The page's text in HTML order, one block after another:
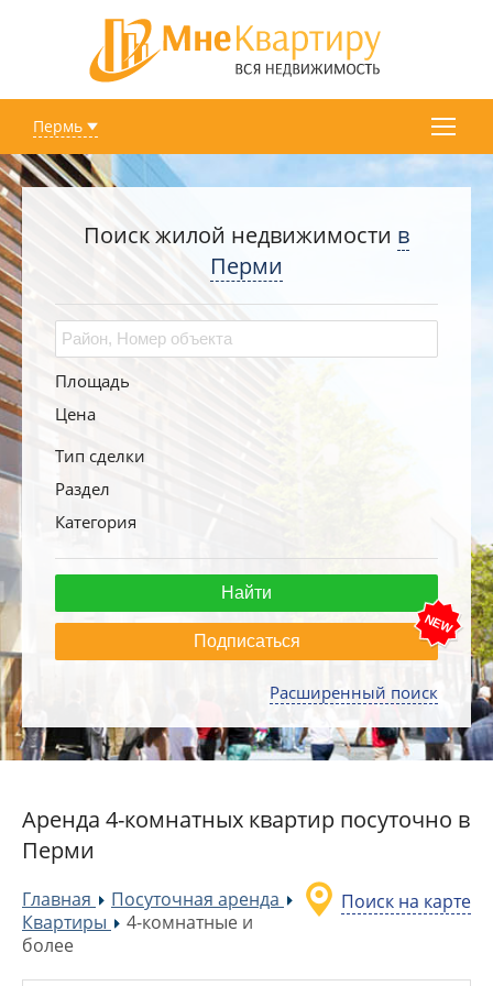
Пермь
Поиск жилой недвижимости в
Перми
Площадь
Цена
Тип сделки
Раздел
Категория
Подписаться
Расширенный поиск
Аренда 4-комнатных квартир посуточно в
Перми
Поиск на карте
Главная »Посуточная аренда
Квартиры »
4-комнатные и
более